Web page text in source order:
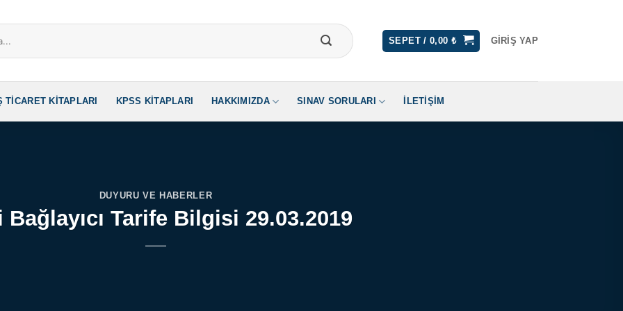
SEPET /0,00 ₺ GIRIŞ YAP
TICARET KITAPLARI KPSS KITAPLARI HAKKIMIZDA SINAV SORULARI İLETIŞIM
DUYURU VE HABERLER
Bağlayıcı Tarife Bilgisi 29.03.2019